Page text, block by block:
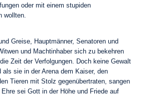
oder mit einem stupiden
wollten.
Greise, Hauptmänner, Senatoren und
und Machtinhaber sich zu bekehren
Zeit der Verfolgungen. Doch keine Gewalt
als sie in der Arena dem Kaiser, den
Tieren mit Stolz gegenübertraten, sangen
sei Gott in der Höhe und Friede auf